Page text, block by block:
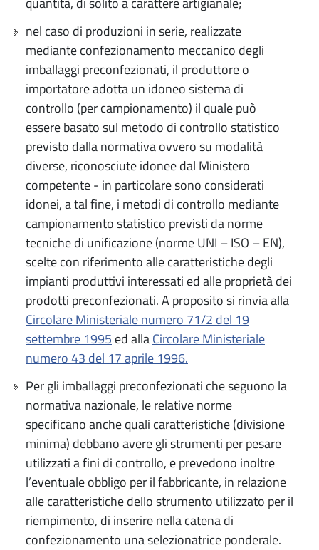
nel caso di produzioni in serie, realizzate
mediante confezionamento meccanico degli
imballaggi preconfezionati, il produttore o
importatore adotta un idoneo sistema di
controllo (per campionamento) il quale può
essere basato sul metodo di controllo statistico
previsto dalla normativa ovvero su modalità
diverse, riconosciute idonee dal Ministero
competente - in particolare sono considerati
idonei, a tal fine, i metodi di controllo mediante
campionamento statistico previsti da norme
tecniche di unificazione (norme UNI – ISO – EN),
scelte con riferimento alle caratteristiche degli
impianti produttivi interessati ed alle proprietà dei
prodotti preconfezionati. A proposito si rinvia alla
Circolare Ministeriale numero 71/2 del 19
settembre 1995 ed allaCircolare Ministeriale
numero 43 del 17 aprile 1996.
Per gli imballaggi preconfezionati che seguono la
normativa nazionale, le relative norme
specificano anche quali caratteristiche (divisione
minima) debbano avere gli strumenti per pesare
utilizzati a fini di controllo, e prevedono inoltre
l’eventuale obbligo per il fabbricante, in relazione
alle caratteristiche dello strumento utilizzato per il
riempimento, di inserire nella catena di
confezionamento una selezionatrice ponderale.